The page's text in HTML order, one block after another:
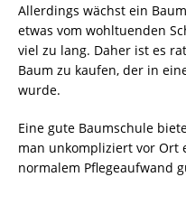
Allerdings wächst ein
etwas vom wohltuenden
viel zu lang. Daher ist es
Baum zu kaufen, der in
wurde.
Eine gute Baumschule
man unkompliziert vor Ort
normalem Pflegeaufwand